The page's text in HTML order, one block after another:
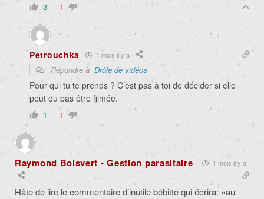
3 -1
Petrouchka 1 mois il y a
Répondre à Drôle de vidéos
Pour qui tu te prends ? C’est pas à toi de décider si elle
peut ou pas être filmée.
1 -1
Raymond Boisvert - Gestion parasitaire 1 mois il y a
Hâte de lire le commentaire d’inutile bébitte qui écrira: «au